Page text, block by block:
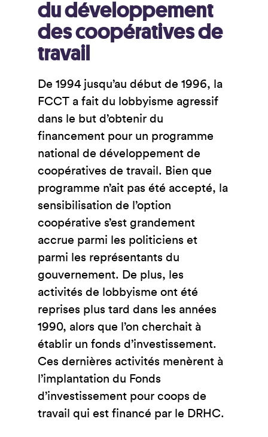
du développement
des coopératives de
travail
De 1994 jusqu’au début de 1996, la
FCCT a fait du lobbyisme agressif
dans le but d’obtenir du
financement pour un programme
national de développement de
coopératives de travail. Bien que
programme n’ait pas été accepté, la
sensibilisation de l’option
coopérative s’est grandement
accrue parmi les politiciens et
parmi les représentants du
gouvernement. De plus, les
activités de lobbyisme ont été
reprises plus tard dans les années
1990, alors que l’on cherchait à
établir un fonds d’investissement.
Ces dernières activités menèrent à
l’implantation du Fonds
d’investissement pour coops de
travail qui est financé par le DRHC.